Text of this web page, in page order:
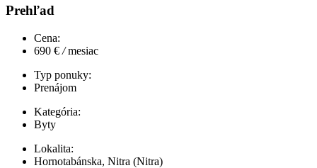
Prehľad
Cena:
690 € /mesiac
Typ ponuky:
Prenájom
Kategória:
Byty
Lokalita:
Hornotabánska, Nitra (Nitra)